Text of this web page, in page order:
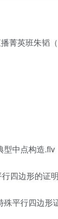
菁英班朱韬（
型中点构造.flv
四边形的证
殊平行四边形